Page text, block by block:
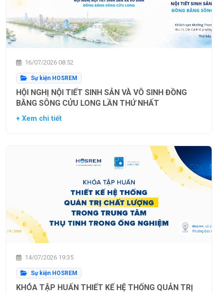
16/07/2026 08:52
Sự kiện HOSREM
HỘI NGHỊ NỘI TIẾT SINH SẢN VÀ VÔ SINH ĐỒNG
BẰNG SÔNG CỬU LONG LẦN THỨ NHẤT
+ Xem chi tiết
14/07/2026 19:35
Sự kiện HOSREM
KHÓA TẬP HUẤN THIẾT KẾ HỆ THỐNG QUẢN TRỊ